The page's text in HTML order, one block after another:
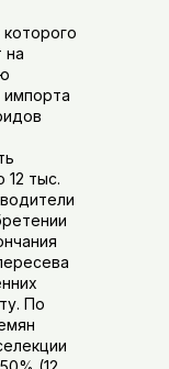
на
импорта
12 тыс.
По